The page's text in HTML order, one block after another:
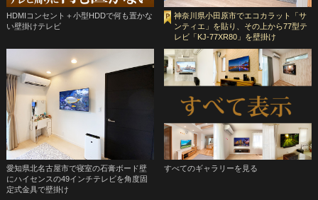
HDMIコンセント＋小型HDDで何も置かな
い壁掛けテレビ
神奈川県小田原市でエコカラット「サ
ンティエ」を貼り、その上から77型テ
レビ「KJ-77XR80」を壁掛け
愛知県北名古屋市で寝室の石膏ボード壁
にハイセンスの49インチテレビを角度固
定式金具で壁掛け
すべてのギャラリーを見る